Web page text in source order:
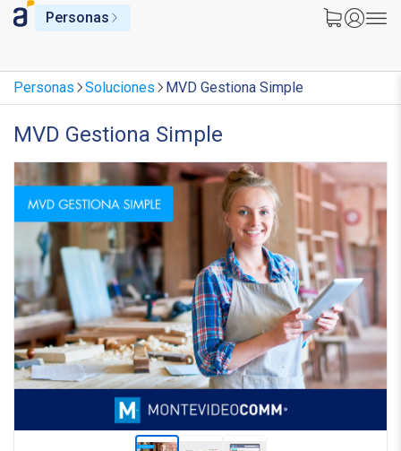
Personas
Personas Soluciones MVD Gestiona Simple
MVD Gestiona Simple